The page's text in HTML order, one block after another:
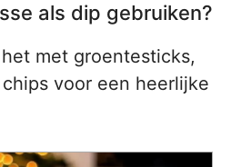
als dip gebruiken?
met groentesticks,
voor een heerlijke